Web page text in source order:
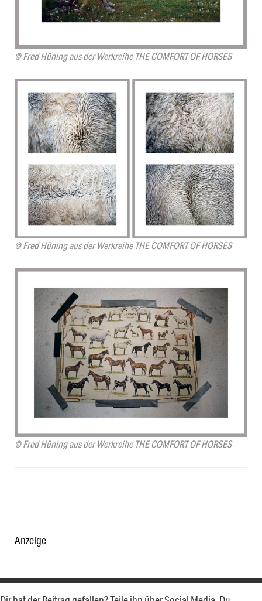
© Fred Hüning aus der Werkreihe THE COMFORT OF HORSES
© Fred Hüning aus der Werkreihe THE COMFORT OF HORSES
© Fred Hüning aus der Werkreihe THE COMFORT OF HORSES
Anzeige